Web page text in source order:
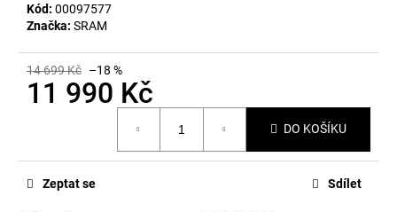
Kód: 00097577
Značka: SRAM
14 699 Kč –18 %
11 990 Kč
DO KOŠÍKU
Zeptat se Sdílet
p
o
r
u